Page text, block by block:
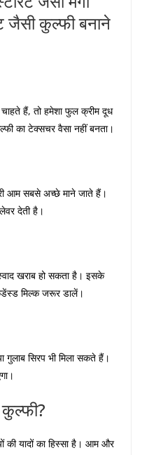
जैसी कुल्फी बनाने
चाहते हैं, तो हमेशा फुल क्रीम दूध
का टेक्सचर वैसा नहीं बनता।
आम सबसे अच्छे माने जाते हैं।
देती है।
खराब हो सकता है। इसके
मिल्क जरूर डालें।
गुलाब सिरप भी मिला सकते हैं।
कुल्फी?
की यादों का हिस्सा है। आम और